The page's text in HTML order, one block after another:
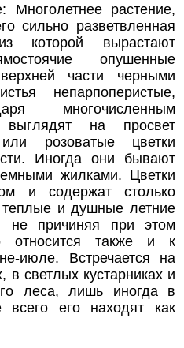
Многолетнее растение,
сильно разветвленная
которой вырастают
опушенные
части черными
непарпоперистые,
многочисленным
на просвет
розоватые цветки
Иногда они бывают
жилками. Цветки
и содержат столько
и душные летние
не причиняя при этом
относится также и к
июле. Встречается на
в светлых кустарниках и
леса, лишь иногда в
его находят как